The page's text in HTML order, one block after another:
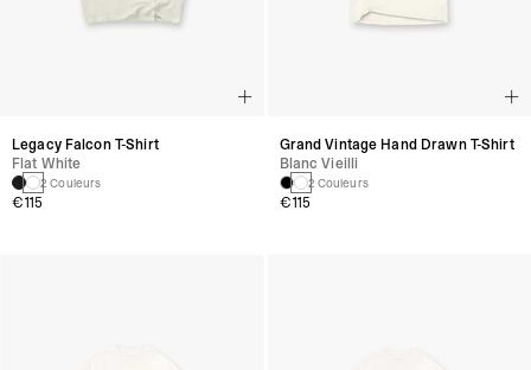
Legacy Falcon T-Shirt
Flat White
2 Couleurs
€115
Grand Vintage Hand Drawn T-Shirt
Blanc Vieilli
2 Couleurs
€115